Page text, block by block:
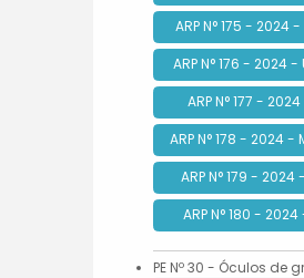
ARP N° 175 - 2024 -
ARP N° 176 - 2024 -
ARP N° 177 -
ARP N° 178 - 2024 -
ARP N° 179 - 2024
ARP N° 180 - 2024
PE Nº 30 - Óculos de